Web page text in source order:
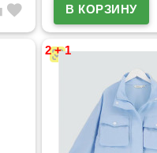
favorite
2 + 1